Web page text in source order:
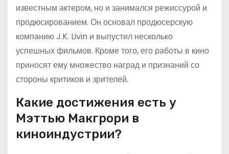
известным актером, но и занимался режиссурой и
продюсированием. Он основал продюсерскую
компанию J.K. Livin и выпустил несколько
успешных фильмов. Кроме того, его работы в кино
приносят ему множество наград и признаний со
стороны критиков и зрителей.
Какие достижения есть у
Мэттью Макгрори в
киноиндустрии?